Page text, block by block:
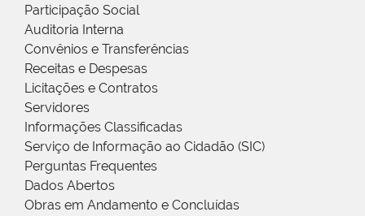
Participação Social
Auditoria Interna
Convênios e Transferências
Receitas e Despesas
Licitações e Contratos
Servidores
Informações Classificadas
Serviço de Informação ao Cidadão (SIC)
Perguntas Frequentes
Dados Abertos
Obras em Andamento e Concluídas